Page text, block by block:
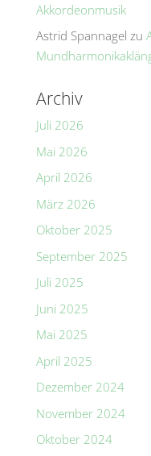
Akkordeonmusik
Astrid Spannagel zu
Archiv
Juli 2026
Mai 2026
April 2026
März 2026
Oktober 2025
September 2025
Juli 2025
Juni 2025
Mai 2025
April 2025
Dezember 2024
November 2024
Oktober 2024